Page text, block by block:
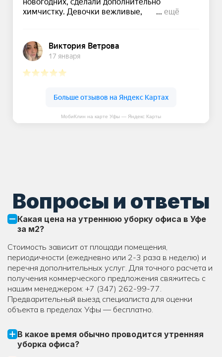
МобиКлин на карте Уфы — Яндекс Карты
Вопросы и ответы
Какая цена на утреннюю уборку офиса в Уфе
за м2?
Стоимость зависит от площади помещения,
периодичности (ежедневно или 2-3 раза в неделю) и
перечня дополнительных услуг. Для точного расчета и
получения коммерческого предложения свяжитесь с
нашим менеджером: +7 (347) 262-99-77.
Предварительный выезд специалиста для оценки
объекта в пределах Уфы — бесплатно.
В какое время обычно проводится утренняя
уборка офиса?